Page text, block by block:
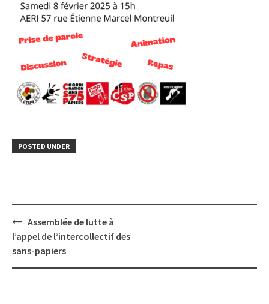
POSTED UNDER
Post
navigation
Assemblée de lutte à
l’appel de l’intercollectif des
sans-papiers